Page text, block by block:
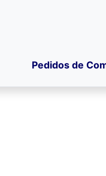
Pedidos de